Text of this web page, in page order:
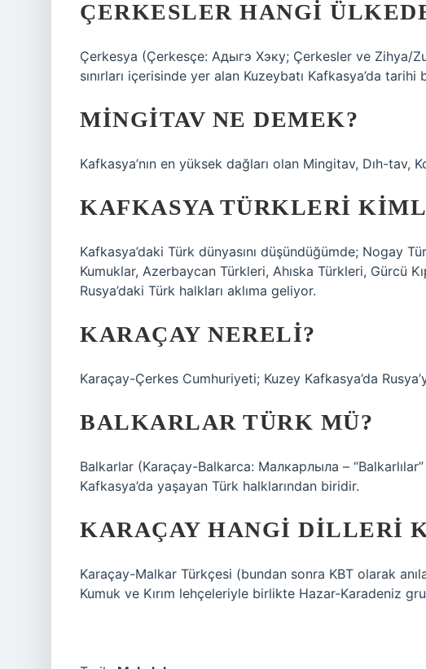
ÇERKESLER HANGI
Çerkesya (Çerkesçe: Адыгэ Хэку; Çerkesler ve Zihya/
sınırları içerisinde yer alan Kuzeybatı Kafkasya’da
MINGITAV NE DEMEK?
Kafkasya’nın en yüksek dağları olan Mingitav, Dıh-tav,
KAFKASYA TÜRKLERI
Kafkasya’daki Türk dünyasını düşündüğümde; Nogay
Kumuklar, Azerbaycan Türkleri, Ahıska Türkleri, Gürcü
Rusya’daki Türk halkları aklıma geliyor.
KARAÇAY NERELI?
Karaçay-Çerkes Cumhuriyeti; Kuzey Kafkasya’da
BALKARLAR TÜRK MÜ?
Balkarlar (Karaçay-Balkarca: Малкарлыла –
Kafkasya’da yaşayan Türk halklarından biridir.
KARAÇAY HANGI DILLERI
Karaçay-Malkar Türkçesi (bundan sonra KBT olarak
Kumuk ve Kırım lehçeleriyle birlikte Hazar-Karadeniz